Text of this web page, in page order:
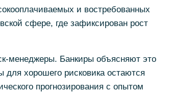
и востребованных
сфере, где зафиксирован рост
менеджеры. Банкиры объясняют это
для хорошего рисковика остаются
прогнозирования с опытом